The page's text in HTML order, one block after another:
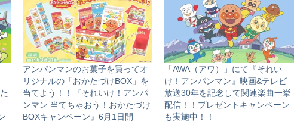
アンパンマンのお菓子を買ってオ
リジナルの「おかたづけBOX」を
当てよう！！『それいけ！アンパ
ンマン 当てちゃおう！おかたづけ
BOXキャンペーン』6月1日開
「AWA（アワ）」にて『それい
け！アンパンマン』映画&テレビ
放送30年を記念して関連楽曲一挙
配信！！プレゼントキャンペーン
も実施中！！